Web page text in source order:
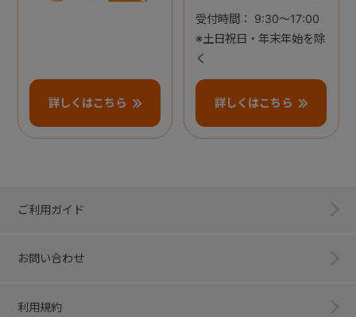
詳しくはこちら
受付時間： 9:30～17:00
※土日祝日・年末年始を除
く
詳しくはこちら
ご利用ガイド
お問い合わせ
利用規約